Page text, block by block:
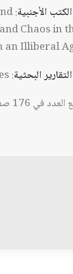
الكتب الأجنبية
Chaos in
an Illiberal
البحثية: Making Sense of the Beirut Clashes; The Puzzle of U.S.-Saudi Ties.
في 176 صفحة.